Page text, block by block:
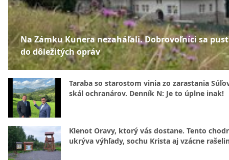
Na Zámku Kunera nezaháľali. Dobrovoľníci sa
do dôležitých opráv
Taraba so starostom vinia zo zarastania
skál ochranárov. Denník N: Je to úplne inak!
Klenot Oravy, ktorý vás dostane. Tento
ukrýva výhľady, sochu Krista aj vzácne